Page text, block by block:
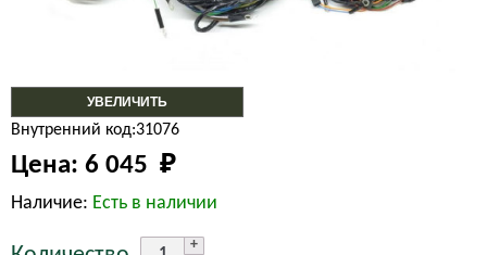
УВЕЛИЧИТЬ
Внутренний код:31076
Цена: 6 045 ₽
Наличие: Есть в наличии